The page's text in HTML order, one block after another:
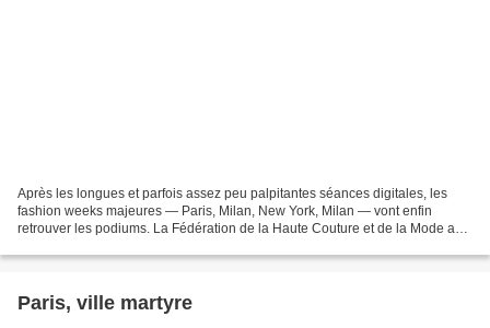
Après les longues et parfois assez peu palpitantes séances digitales, les
fashion weeks majeures — Paris, Milan, New York, Milan — vont enfin
retrouver les podiums. La Fédération de la Haute Couture et de la Mode a
Paris, ville martyre